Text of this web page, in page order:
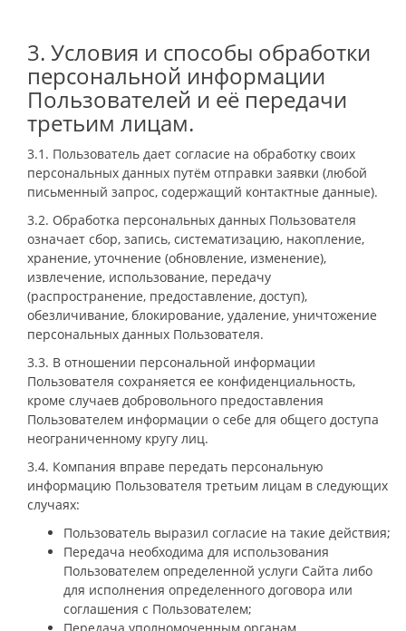
3. Условия и способы обработки
персональной информации
Пользователей и её передачи
третьим лицам.
3.1. Пользователь дает согласие на обработку своих
персональных данных путём отправки заявки (любой
письменный запрос, содержащий контактные данные).
3.2. Обработка персональных данных Пользователя
означает сбор, запись, систематизацию, накопление,
хранение, уточнение (обновление, изменение),
извлечение, использование, передачу
(распространение, предоставление, доступ),
обезличивание, блокирование, удаление, уничтожение
персональных данных Пользователя.
3.3. В отношении персональной информации
Пользователя сохраняется ее конфиденциальность,
кроме случаев добровольного предоставления
Пользователем информации о себе для общего доступа
неограниченному кругу лиц.
3.4. Компания вправе передать персональную
информацию Пользователя третьим лицам в следующих
случаях:
Пользователь выразил согласие на такие действия;
Передача необходима для использования
Пользователем определенной услуги Сайта либо
для исполнения определенного договора или
соглашения с Пользователем;